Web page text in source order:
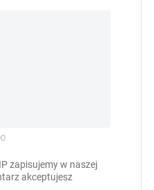
zapisujemy w naszej
akceptujesz